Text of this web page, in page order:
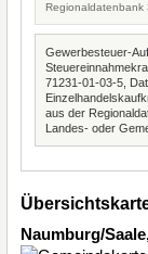
Regionaldatenbank
Gewerbesteuer-
71231-01-03-5,
aus der
Landes- oder
Naumburg/